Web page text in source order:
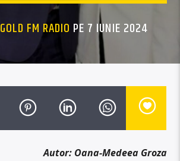
GOLD FM RADIO PE 7 IUNIE 2024
Autor: Oana-Medeea Groza